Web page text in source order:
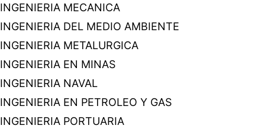
INGENIERIA MECANICA
INGENIERIA DEL MEDIO AMBIENTE
INGENIERIA METALURGICA
INGENIERIA EN MINAS
INGENIERIA NAVAL
INGENIERIA EN PETROLEO Y GAS
INGENIERIA PORTUARIA